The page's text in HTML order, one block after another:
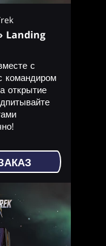
Landing
с
командиром
открытие